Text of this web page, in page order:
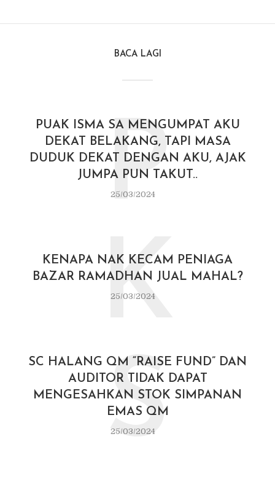
BACA LAGI
PUAK ISMA SA MENGUMPAT AKU
DEKAT BELAKANG, TAPI MASA
DUDUK DEKAT DENGAN AKU, AJAK
JUMPA PUN TAKUT..
25/03/2024
P
KENAPA NAK KECAM PENIAGA
BAZAR RAMADHAN JUAL MAHAL?
25/03/2024
K
SC HALANG QM “RAISE FUND” DAN
AUDITOR TIDAK DAPAT
MENGESAHKAN STOK SIMPANAN
EMAS QM
25/03/2024
S